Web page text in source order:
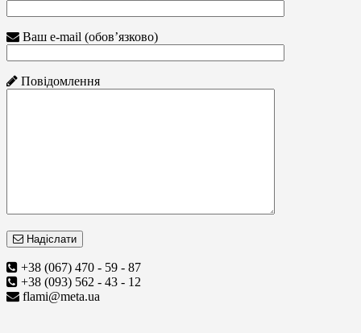
Ваш e-mail (обов’язково)
Повідомлення
Надіслати
+38 (067) 470 - 59 - 87
+38 (093) 562 - 43 - 12
flami@meta.ua